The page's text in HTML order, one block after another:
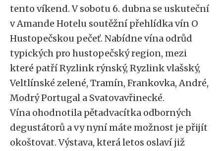
tento víkend. V sobotu 6. dubna se uskuteční
v Amande Hotelu soutěžní přehlídka vín O
Hustopečskou pečeť. Nabídne vína odrůd
typických pro hustopečský region, mezi
které patří Ryzlink rýnský, Ryzlink vlašský,
Veltlínské zelené, Tramín, Frankovka, André,
Modrý Portugal a Svatovavřinecké.
Vína ohodnotila pětadvacítka odborných
degustátorů a vy nyní máte možnost je přijít
okoštovat. Výstava, která letos oslaví již